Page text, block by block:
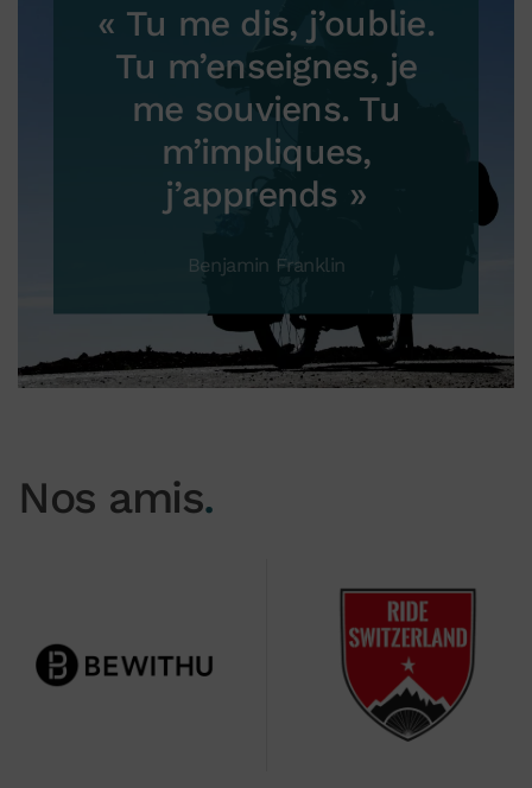
« Tu me dis, j’oublie.
Tu m’enseignes, je
me souviens. Tu
m’impliques,
j’apprends »
Benjamin Franklin
Nos amis.